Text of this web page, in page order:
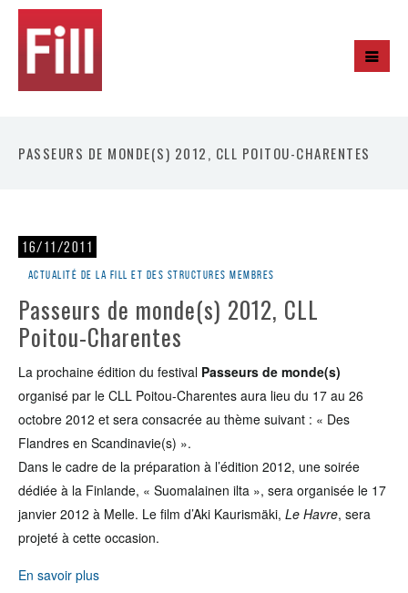
PASSEURS DE MONDE(S) 2012, CLL POITOU-CHARENTES
16/11/2011
Actualité de la Fill et des structures membres
Passeurs de monde(s) 2012, CLL
Poitou-Charentes
La prochaine édition du festival Passeurs de monde(s)
organisé par le CLL Poitou-Charentes aura lieu du 17 au 26
octobre 2012 et sera consacrée au thème suivant : « Des
Flandres en Scandinavie(s) ».
Dans le cadre de la préparation à l’édition 2012, une soirée
dédiée à la Finlande, « Suomalainen ilta », sera organisée le 17
janvier 2012 à Melle. Le film d’Aki Kaurismäki, Le Havre, sera
projeté à cette occasion.
En savoir plus